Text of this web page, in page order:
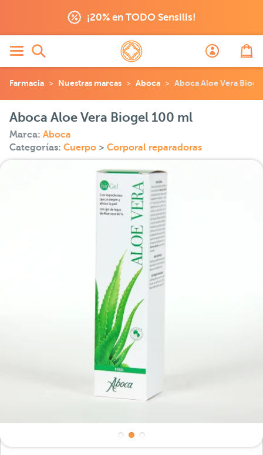
¡20% en TODO Sensilis!
Farmacia Nuestras marcas Aboca Aboca Aloe Vera
Aboca Aloe Vera Biogel 100 ml
Marca: Aboca
Categorías: Cuerpo > Corporal reparadoras